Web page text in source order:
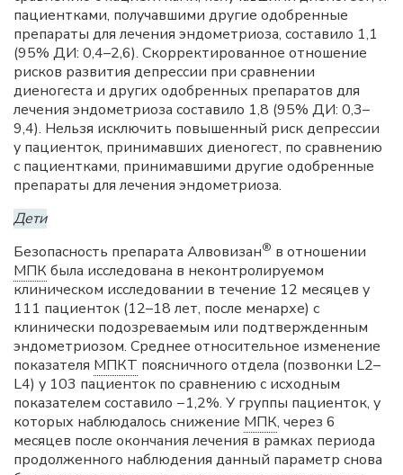
пациентками, получавшими другие одобренные
препараты для лечения эндометриоза, составило 1,1
(95% ДИ: 0,4–2,6). Скорректированное отношение
рисков развития депрессии при сравнении
диеногеста и других одобренных препаратов для
лечения эндометриоза составило 1,8 (95% ДИ: 0,3–
9,4). Нельзя исключить повышенный риск депрессии
у пациенток, принимавших диеногест, по сравнению
с пациентками, принимавшими другие одобренные
препараты для лечения эндометриоза.
Дети
Безопасность препарата Алвовизан® в отношении
МПКбыла исследована в неконтролируемом
клиническом исследовании в течение 12 месяцев у
111 пациенток (12–18 лет, после менархе) с
клинически подозреваемым или подтвержденным
эндометриозом. Среднее относительное изменение
показателя МПКТ поясничного отдела (позвонки L2–
L4) у 103 пациенток по сравнению с исходным
показателем составило −1,2%. У группы пациенток, у
которых наблюдалось снижение МПК, через 6
месяцев после окончания лечения в рамках периода
продолженного наблюдения данный параметр снова